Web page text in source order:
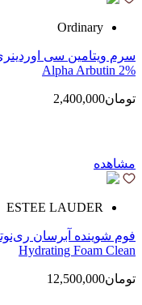
Ordinary
Alpha Arbutin 2%
تومان2,400,000
مشاهده
ESTEE LAUDER
Hydrating Foam Clean
تومان12,500,000